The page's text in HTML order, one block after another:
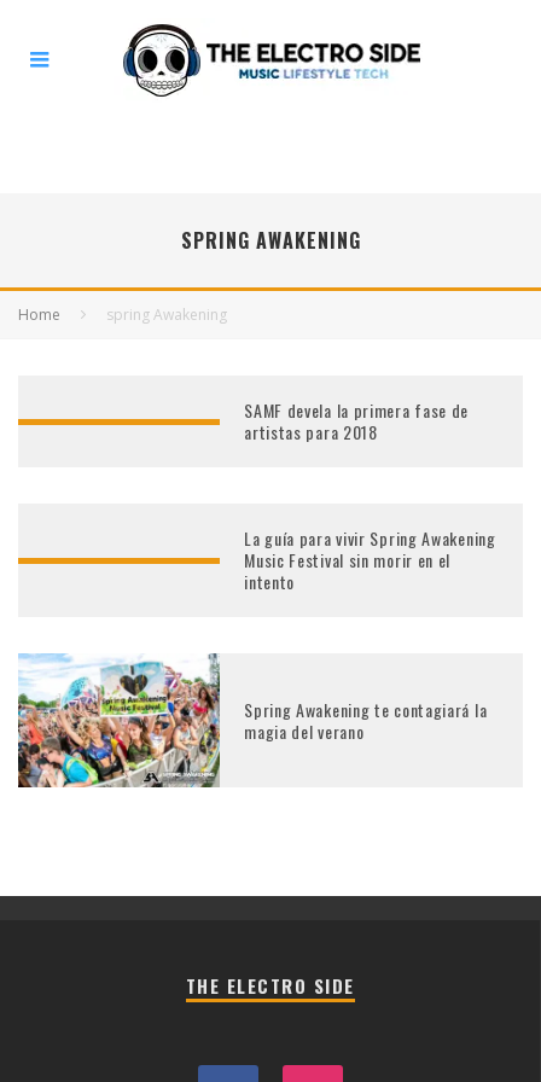
SPRING AWAKENING
Home spring Awakening
SAMF devela la primera fase de
artistas para 2018
La guía para vivir Spring Awakening
Music Festival sin morir en el
intento
Spring Awakening te contagiará la
magia del verano
THE ELECTRO SIDE